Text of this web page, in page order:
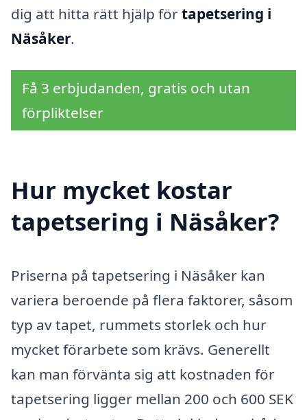
dig att hitta rätt hjälp förtapetsering i
Näsåker.
Få 3 erbjudanden, gratis och utan
förpliktelser
Hur mycket kostar
tapetsering i Näsåker?
Priserna på tapetsering i Näsåker kan
variera beroende på flera faktorer, såsom
typ av tapet, rummets storlek och hur
mycket förarbete som krävs. Generellt
kan man förvänta sig att kostnaden för
tapetsering ligger mellan 200 och 600 SEK